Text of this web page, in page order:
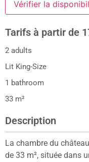
Tarifs à partir de
2 adults
Lit King-Size
1 bathroom
33 m²
Description
La chambre du
de 33 m², située dans